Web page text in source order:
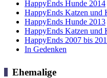
HappyEnds Hunde 2014
HappyEnds Katzen und
HappyEnds Hunde 2013
HappyEnds Katzen und
HappyEnds 2007 bis
In Gedenken
Ehemalige